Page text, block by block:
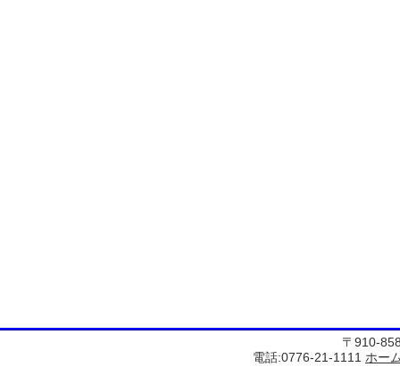
〒910-
電話:0776-21-1111 ホー